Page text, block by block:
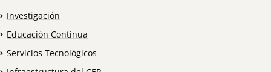
Investigación
Educación Continua
Servicios Tecnológicos